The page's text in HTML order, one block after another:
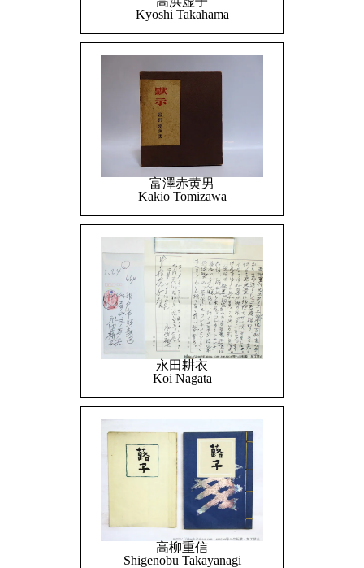
Kyoshi Takahama
富澤赤黄男
Kakio Tomizawa
永田耕衣
Koi Nagata
高柳重信
Shigenobu Takayanagi